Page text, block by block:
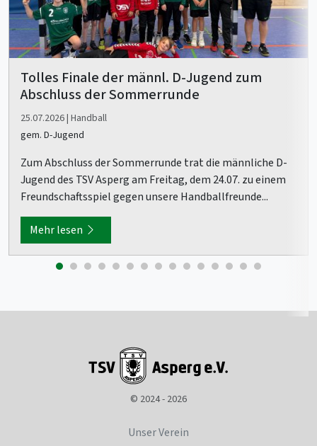
Tolles Finale der männl. D-Jugend zum
Abschluss der Sommerrunde
25.07.2026 | Handball
gem. D-Jugend
Zum Abschluss der Sommerrunde trat die männliche D-
Jugend des TSV Asperg am Freitag, dem 24.07. zu einem
Freundschaftsspiel gegen unsere Handballfreunde...
Mehr lesen
© 2024 - 2026
Unser Verein